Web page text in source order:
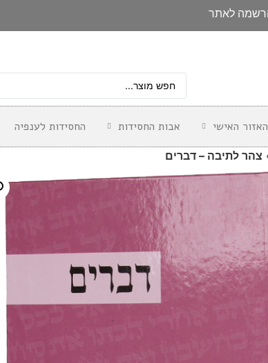
לאתר
האזור האישי אבות החסידות החסידות לענפיה
צהר לתיבה – דברים